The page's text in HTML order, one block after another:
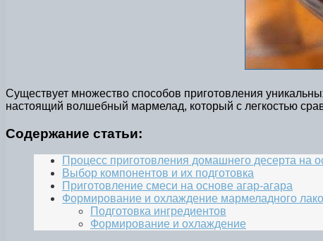
Существует множество способов приготовления
настоящий волшебный мармелад, который с легкостью
Содержание статьи:
Процесс приготовления домашнего десерта на
Выбор компонентов и их подготовка
Приготовление смеси на основе агар-агара
Формирование и охлаждение мармеладного
Подготовка ингредиентов
Формирование и охлаждение